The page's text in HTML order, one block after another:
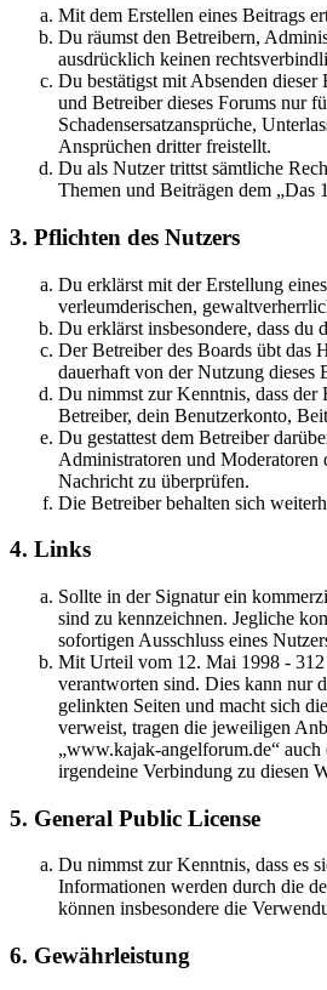
Mit dem Erstellen eines Beitrags
Du räumst den Betreibern,
ausdrücklich keinen
Du bestätigst mit Absenden
und Betreiber dieses Forums nur
Schadensersatzansprüche,
Ansprüchen dritter freistellt.
Du als Nutzer trittst sämtliche
Themen und Beiträgen dem
3. Pflichten des Nutzers
Du erklärst mit der Erstellung
verleumderischen,
Du erklärst insbesondere, dass
Der Betreiber des Boards übt das
dauerhaft von der Nutzung dieses
Du nimmst zur Kenntnis, dass der
Betreiber, dein Benutzerkonto,
Du gestattest dem Betreiber
Administratoren und Moderatoren
Nachricht zu überprüfen.
Die Betreiber behalten sich
4. Links
Sollte in der Signatur ein
sind zu kennzeichnen. Jegliche
sofortigen Ausschluss eines
Mit Urteil vom 12. Mai 1998 - 312
verantworten sind. Dies kann nur
gelinkten Seiten und macht sich
verweist, tragen die jeweiligen
„www.kajak-angelforum.de“
irgendeine Verbindung zu diesen
5. General Public License
Du nimmst zur Kenntnis, dass es
Informationen werden durch die
können insbesondere die
6. Gewährleistung